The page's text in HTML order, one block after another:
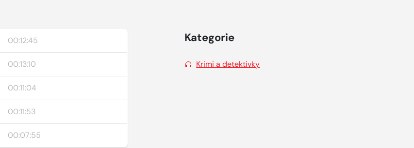
00:12:45
00:13:10
00:11:04
00:11:53
00:07:55
Kategorie
Krimi a detektivky